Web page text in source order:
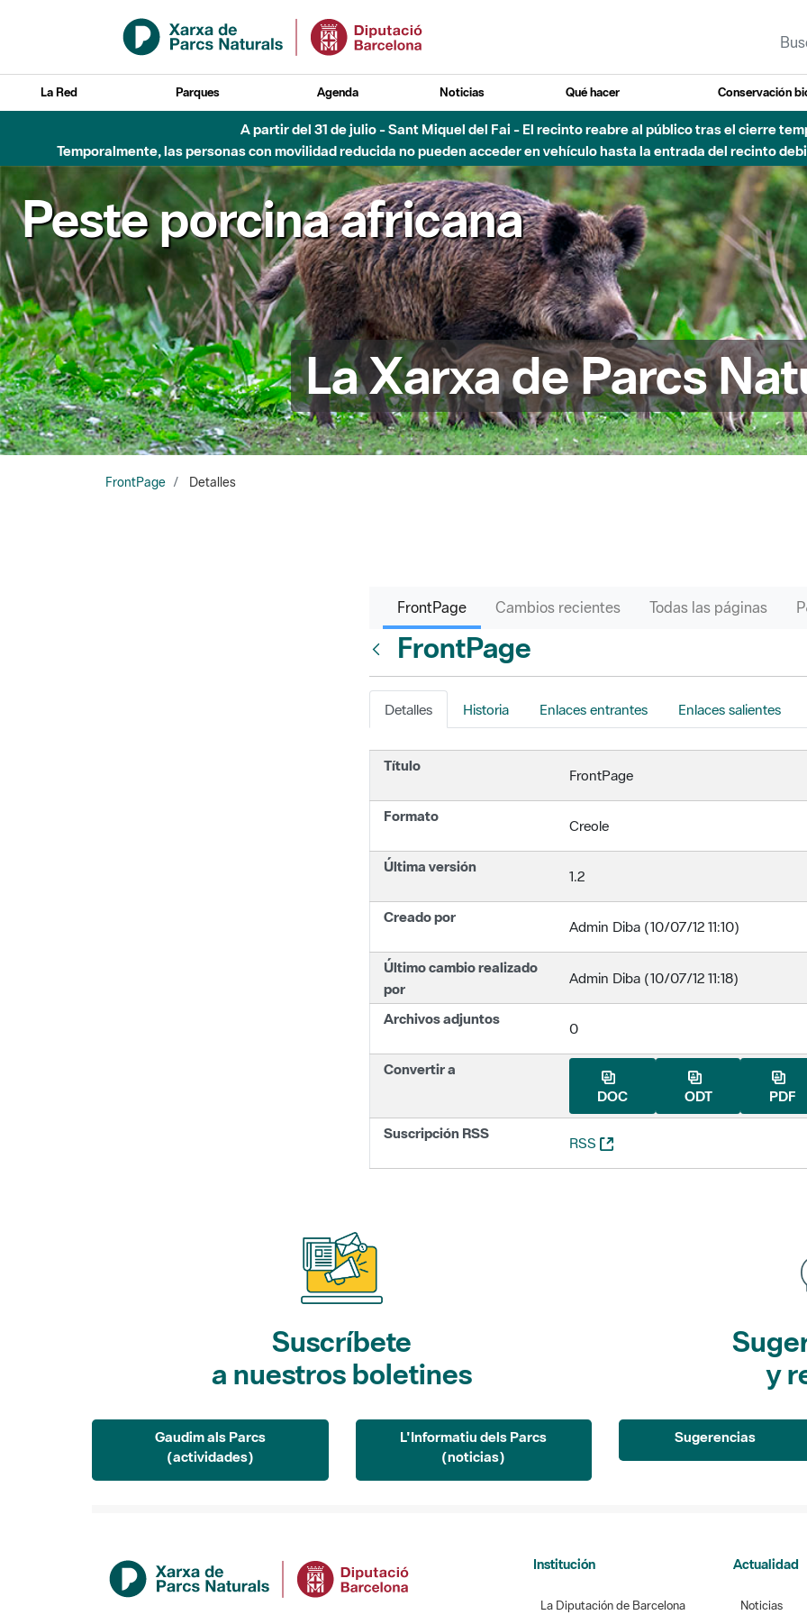
Saltar al contenido principal
La Red Parques Agenda Noticias Qué hacer Conservación
A partir del 31 de julio - Sant Miquel del Fai - El recinto reabre al público tras el cierre
Temporalmente, las personas con movilidad reducida no pueden acceder en vehículo hasta la entrada del recinto
Peste porcina africana
La Xarxa de Parcs
FrontPage Detalles
FrontPage Cambios recientes Todas las páginas
FrontPage
Detalles Historia Enlaces entrantes Enlaces salientes
Título
FrontPage
Formato
Creole
Última versión
1.2
Creado por
Admin Diba (10/07/12 11:10)
Último cambio realizado
por
Admin Diba (10/07/12 11:18)
Archivos adjuntos
0
Convertir a
DOC
ODT PDF
Suscripción RSS
RSS (Abre una nueva ventana)
Suscríbete
a nuestros boletines
Gaudim als Parcs
(actividades)
L'Informatiu dels Parcs
(noticias)
y
Sugerencias
Institución
La Diputación de Barcelona
Actualidad
Noticias